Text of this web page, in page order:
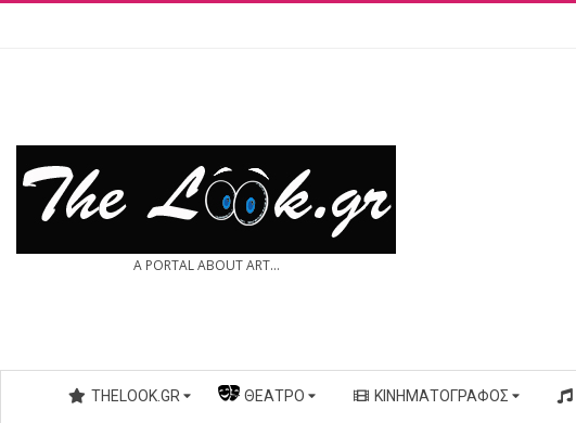
THE A PORTAL ABOUT ART...
Secondary
Navigation
THELOOK.GR — ΘΈΑΤΡΟ ΚΙΝΗΜΑΤΟΓΡΆΦΟΣ